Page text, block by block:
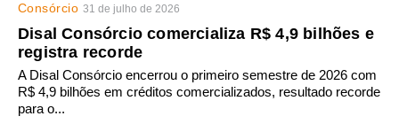
Consórcio 31 de julho de 2026
Disal Consórcio comercializa R$ 4,9 bilhões e
registra recorde
A Disal Consórcio encerrou o primeiro semestre de 2026 com
R$ 4,9 bilhões em créditos comercializados, resultado recorde
para o...